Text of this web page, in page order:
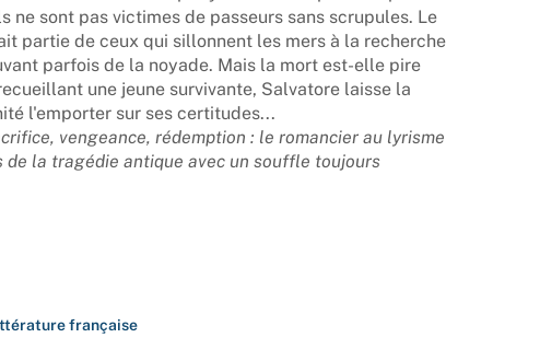
ne sont pas victimes de passeurs sans scrupules. Le
partie de ceux qui sillonnent les mers à la recherche
parfois de la noyade. Mais la mort est-elle pire
une jeune survivante, Salvatore laisse la
l'emporter sur ses certitudes...
vengeance, rédemption : le romancier au lyrisme
de la tragédie antique avec un souffle toujours
française